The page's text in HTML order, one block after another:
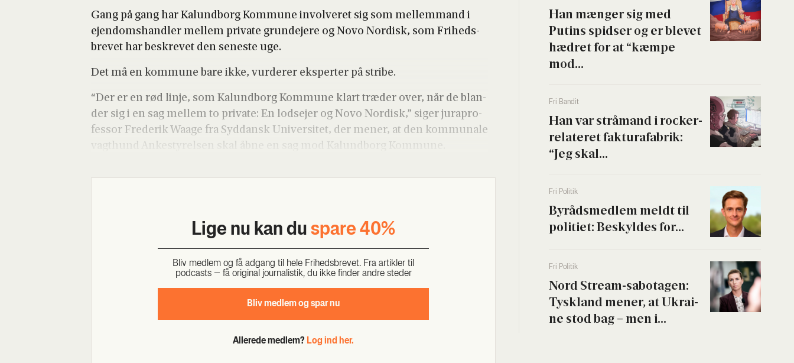
Gang på gang har Kalund­borg Kom­mu­ne invol­ve­ret sig som mel­lem­mand i
ejen­doms­hand­ler mel­lem pri­va­te grun­de­je­re og Novo Nor­disk, som Fri­heds­
bre­vet har beskre­vet den sene­ste uge.
Det må en kom­mu­ne bare ikke, vur­de­rer eks­per­ter på stri­be.
“Der er en rød linje, som Kalund­borg Kom­mu­ne klart træ­der over, når de blan­
der sig i en sag mel­lem to pri­va­te: En lod­se­jer og Novo Nor­disk,” siger jurapro­
fes­sor Fre­de­rik Waa­ge fra Syd­dansk Uni­ver­si­tet, der mener, at den kom­mu­na­le
vagt­hund Anke­sty­rel­sen skal åbne en sag mod Kalund­borg Kom­mu­ne.
Lige nu kan du spa­re 40%
Bliv med­lem og få adgang til hele Fri­heds­bre­vet. Fra artik­ler til
podcasts – få ori­gi­nal jour­na­li­stik, du ikke fin­der andre ste­der
Bliv med­lem og spar nu
Allerede medlem? Log ind her.
Han mæn­ger sig med
Putins spid­ser og er ble­vet
hædret for at “kæm­pe
mod...
Fri Ban­dit
Han var strå­mand i rock­er­
re­la­te­ret fak­tura­fa­brik:
“Jeg skal...
Fri Poli­tik
Byrå­ds­med­lem meldt til
poli­ti­et: Beskyl­des for...
Fri Poli­tik
Nord Stream-sabo­ta­gen:
Tys­kland mener, at Ukrai­
ne stod bag – men i...